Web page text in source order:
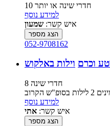
10 חדרי שינה או יותר
למידע נוסף
איש קשר: שמעון
הצג מספר
052-9708162
וכרם וילות באלקוש
8 חדרי שינה
למידע נוסף
איש קשר: אתי
הצג מספר